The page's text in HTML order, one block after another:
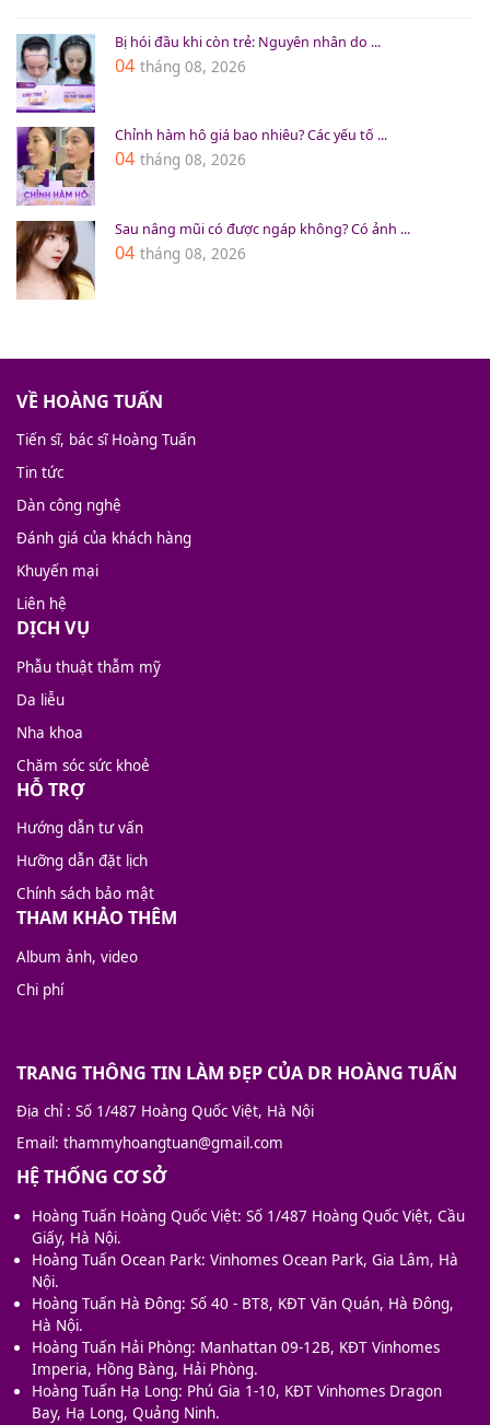
Bị hói đầu khi còn trẻ: Nguyên nhân do ...
04 tháng 08, 2026
Chỉnh hàm hô giá bao nhiêu? Các yếu tố ...
04 tháng 08, 2026
Sau nâng mũi có được ngáp không? Có ảnh ...
04 tháng 08, 2026
VỀ HOÀNG TUẤN
Tiến sĩ, bác sĩ Hoàng Tuấn
Tin tức
Dàn công nghệ
Đánh giá của khách hàng
Khuyến mại
Liên hệ
DỊCH VỤ
Phẫu thuật thẫm mỹ
Da liễu
Nha khoa
Chăm sóc sức khoẻ
HỖ TRỢ
Hướng dẫn tư vấn
Hưỡng dẫn đặt lịch
Chính sách bảo mật
THAM KHẢO THÊM
Album ảnh, video
Chi phí
TRANG THÔNG TIN LÀM ĐẸP CỦA DR HOÀNG TUẤN
Địa chỉ: Số 1/487 Hoàng Quốc Việt, Hà Nội
Email : thammyhoangtuan@gmail.com
HỆ THỐNG CƠ SỞ
Hoàng Tuấn Hoàng Quốc Việt: Số 1/487 Hoàng Quốc Việt, Cầu
Giấy, Hà Nội.
Hoàng Tuấn Ocean Park: Vinhomes Ocean Park, Gia Lâm, Hà
Nội.
Hoàng Tuấn Hà Đông: Số 40 - BT8, KĐT Văn Quán, Hà Đông,
Hà Nội.
Hoàng Tuấn Hải Phòng: Manhattan 09-12B, KĐT Vinhomes
Imperia, Hồng Bàng, Hải Phòng.
Hoàng Tuấn Hạ Long: Phú Gia 1-10, KĐT Vinhomes Dragon
Bay, Hạ Long, Quảng Ninh.